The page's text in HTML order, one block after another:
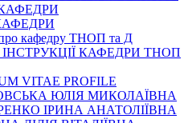
кафедру ТНОП та Д
КАФЕДРИ ТНОП
VITAE PROFILE
ЮЛІЯ МИКОЛАЇВНА
ІРИНА АНАТОЛІЇВНА